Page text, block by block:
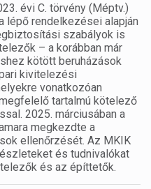
évi C. törvény (Méptv.)
lépő rendelkezései alapján
szabályok is
– a korábban már
kötött beruházások
kivitelezési
vonatkozóan
tartalmú kötelező
2025. márciusában a
megkezdte a
ellenőrzését. Az MKIK
és tudnivalókat
és az építtetők.